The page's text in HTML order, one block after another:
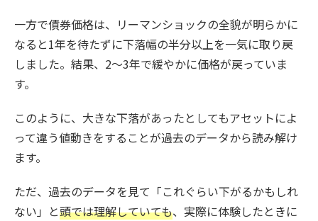
一方で債券価格は、リーマンショックの全貌が明らかに
なると1年を待たずに下落幅の半分以上を一気に取り戻
しました。結果、2～3年で緩やかに価格が戻っていま
す。
このように、大きな下落があったとしてもアセットによ
って違う値動きをすることが過去のデータから読み解け
ます。
ただ、過去のデータを見て「これぐらい下がるかもしれ
ない」と頭では理解していても、実際に体験したときに